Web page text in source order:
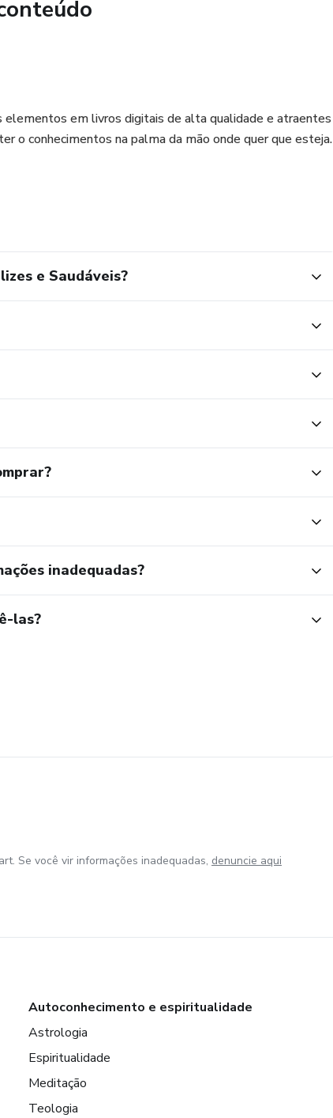
em livros digitais de alta qualidade e atraentes
o conhecimentos na palma da mão onde quer que esteja.
e Saudáveis?
inadequadas?
las?
Se você vir informações inadequadas, denuncie aqui
Autoconhecimento e espiritualidade
Astrologia
Espiritualidade
Meditação
Teologia